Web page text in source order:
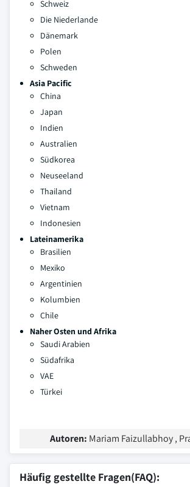
Schweiz
Die Niederlande
Dänemark
Polen
Schweden
Asia Pacific
China
Japan
Indien
Australien
Südkorea
Neuseeland
Thailand
Vietnam
Indonesien
Lateinamerika
Brasilien
Mexiko
Argentinien
Kolumbien
Chile
Naher Osten und Afrika
Saudi Arabien
Südafrika
VAE
Türkei
Autoren: Mariam Faizullabhoy ,
Häufig gestellte Fragen(FAQ):